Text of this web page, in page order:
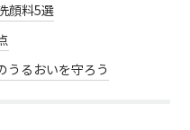
顔料5選
うるおいを守ろう